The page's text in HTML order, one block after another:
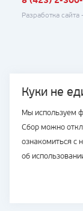
Куки не
Мы используем
Сбор можно
ознакомиться с
об
Разработка сайта -